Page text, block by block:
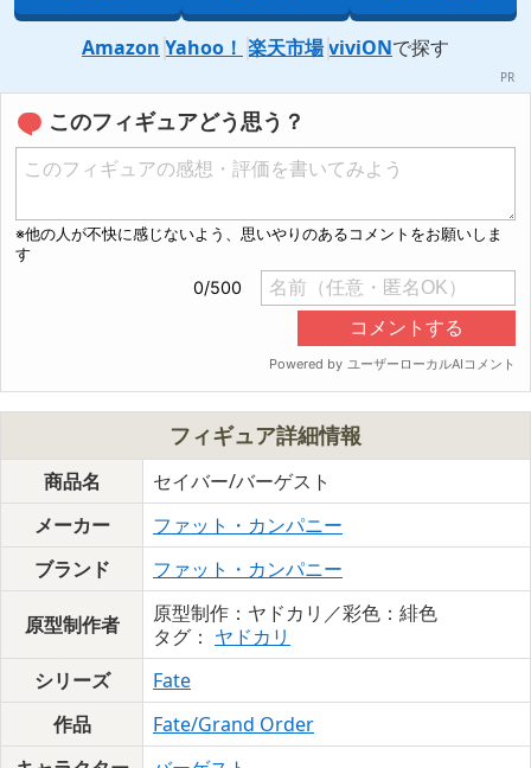
Amazon Yahoo！ 楽天市場 viviONで探す
このフィギュアどう思う？
フィギュア詳細情報
商品名
セイバー/バーゲスト
メーカー
ファット・カンパニー
ブランド
ファット・カンパニー
原型制作者
原型制作：ヤドカリ／彩色：緋色
タグ： ヤドカリ
シリーズ
Fate
作品
Fate/Grand Order